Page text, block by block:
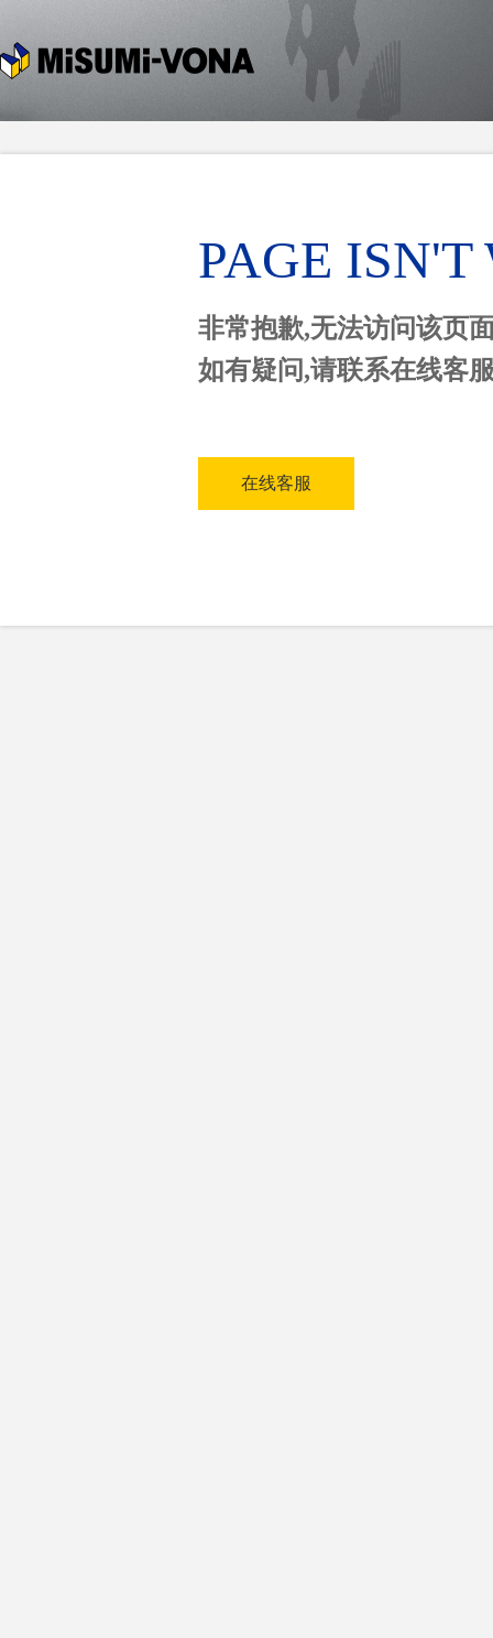
PAGE
非常抱歉,无法访问该页
如有疑问,请联系在线客
在线客服